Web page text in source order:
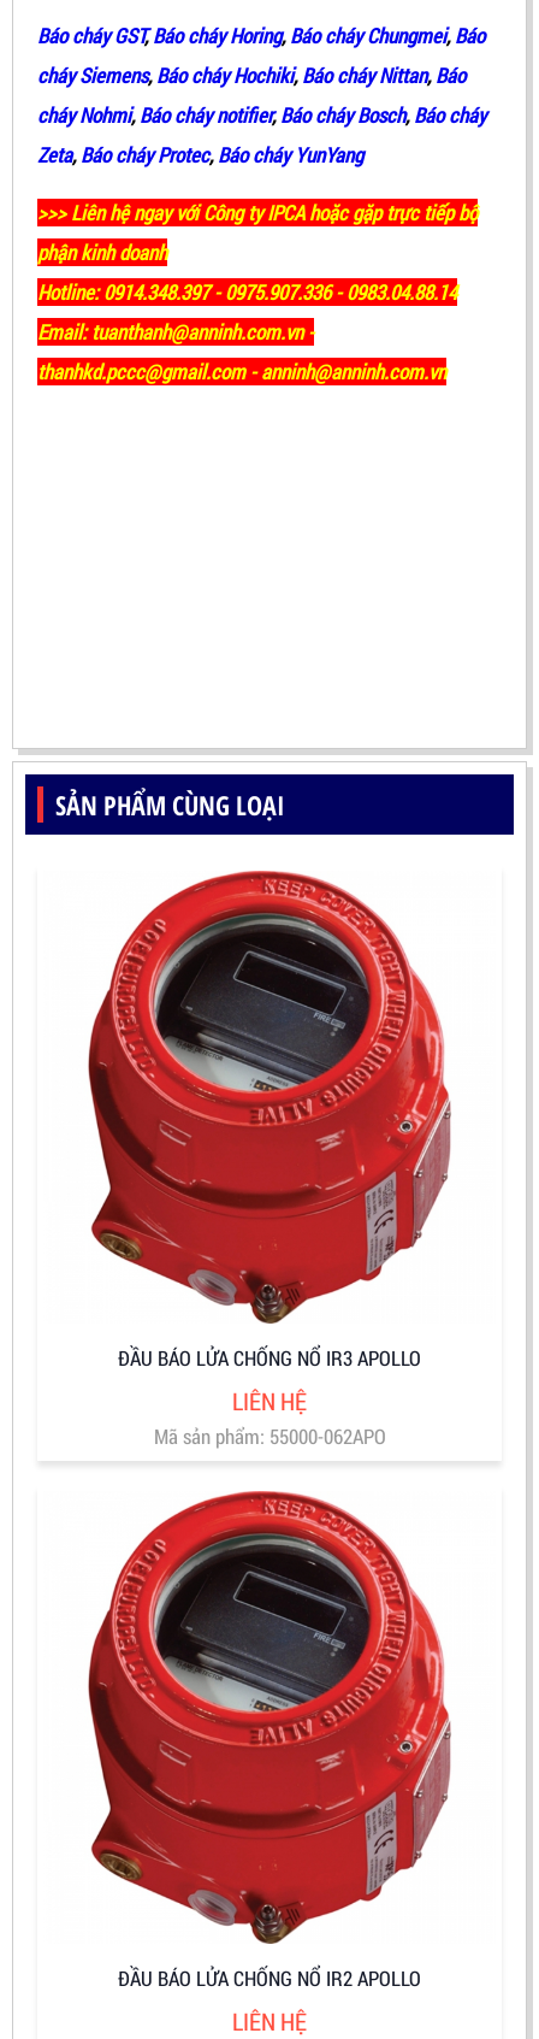
Báo cháy GST,Báo cháy Horing,Báo cháy Chungmei,Báo
cháy Siemens,Báo cháy Hochiki,Báo cháy Nittan,Báo
cháy Nohmi,Báo cháy notifier,Báo cháy Bosch,Báo cháy
Zeta,Báo cháy Protec,Báo cháy YunYang
>>> Liên hệ ngay với Công ty IPCA hoặc gặp trực tiếp bộ
phận kinh doanh
Hotline: 0914.348.397 - 0975.907.336 - 0983.04.88.14
Email: tuanthanh@anninh.com.vn -
thanhkd.pccc@gmail.com - anninh@anninh.com.vn
SẢN PHẨM CÙNG LOẠI
ĐẦU BÁO LỬA CHỐNG NỔ IR3 APOLLO
LIÊN HỆ
Mã sản phẩm: 55000-062APO
ĐẦU BÁO LỬA CHỐNG NỔ IR2 APOLLO
LIÊN HỆ